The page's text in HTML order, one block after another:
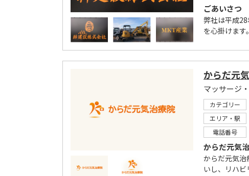
ごあいさつ
弊社は平成
を心掛けます
からだ元
マッサージ
カテゴリー
エリア・駅
電話番号
からだ元気
からだ元気
いし、リハ